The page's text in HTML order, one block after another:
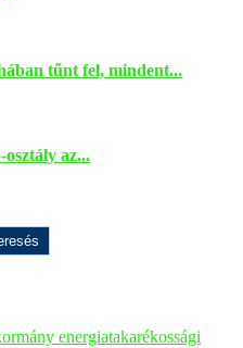
tűnt fel, mindent...
az...
energiatakarékossági